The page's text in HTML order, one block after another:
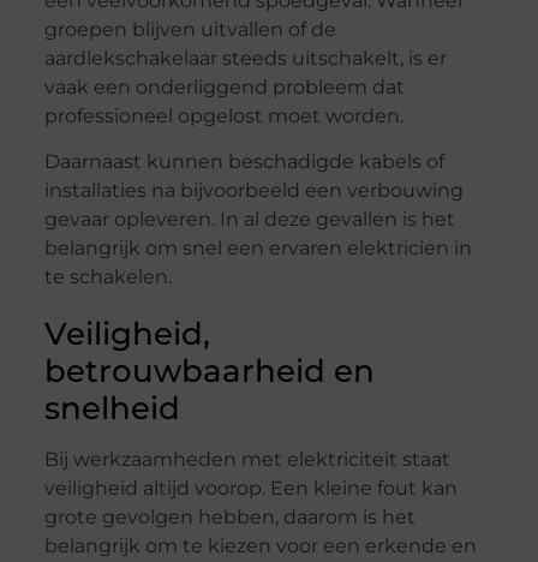
groepen blijven uitvallen of de
aardlekschakelaar steeds uitschakelt, is er
vaak een onderliggend probleem dat
professioneel opgelost moet worden.
Daarnaast kunnen beschadigde kabels of
installaties na bijvoorbeeld een verbouwing
gevaar opleveren. In al deze gevallen is het
belangrijk om snel een ervaren elektricien in
te schakelen.
Veiligheid,
betrouwbaarheid en
snelheid
Bij werkzaamheden met elektriciteit staat
veiligheid altijd voorop. Een kleine fout kan
grote gevolgen hebben, daarom is het
belangrijk om te kiezen voor een erkende en